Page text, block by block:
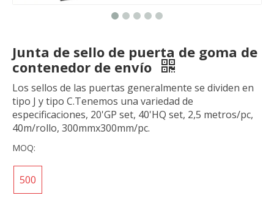
Junta de sello de puerta de goma de
contenedor de envío
Los sellos de las puertas generalmente se dividen en
tipo J y tipo C.Tenemos una variedad de
especificaciones, 20'GP set, 40'HQ set, 2,5 metros/pc,
40m/rollo, 300mmx300mm/pc.
MOQ:
500